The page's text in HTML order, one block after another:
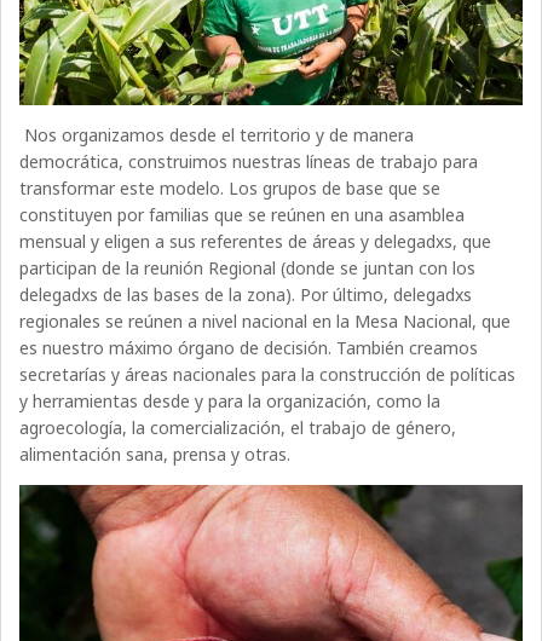
Nos organizamos desde el territorio y de manera
democrática, construimos nuestras líneas de trabajo para
transformar este modelo. Los grupos de base que se
constituyen por familias que se reúnen en una asamblea
mensual y eligen a sus referentes de áreas y delegadxs, que
participan de la reunión Regional (donde se juntan con los
delegadxs de las bases de la zona). Por último, delegadxs
regionales se reúnen a nivel nacional en la Mesa Nacional, que
es nuestro máximo órgano de decisión. También creamos
secretarías y áreas nacionales para la construcción de políticas
y herramientas desde y para la organización, como la
agroecología, la comercialización, el trabajo de género,
alimentación sana, prensa y otras.